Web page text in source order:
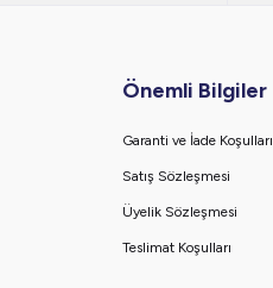
Önemli Bilgiler
Garanti ve İade Koşulları
Satış Sözleşmesi
Üyelik Sözleşmesi
Teslimat Koşulları